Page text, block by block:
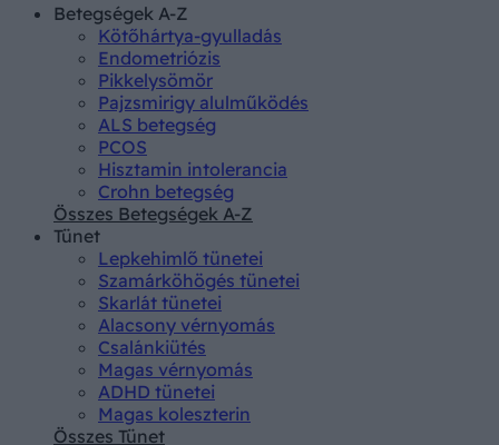
Betegségek A-Z
Kötőhártya-gyulladás
Endometriózis
Pikkelysömör
Pajzsmirigy alulműködés
ALS betegség
PCOS
Hisztamin intolerancia
Crohn betegség
Összes Betegségek A-Z
Tünet
Lepkehimlő tünetei
Szamárköhögés tünetei
Skarlát tünetei
Alacsony vérnyomás
Csalánkiütés
Magas vérnyomás
ADHD tünetei
Magas koleszterin
Összes Tünet